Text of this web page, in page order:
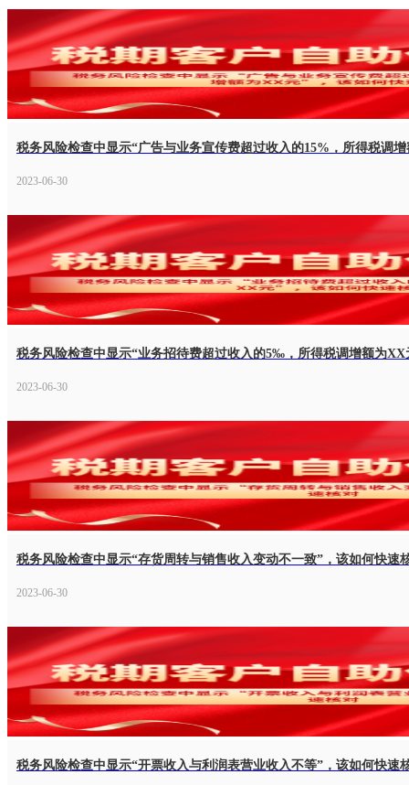
税务风险检查中显示“广告与业务宣传费超过收入的15%，所得税调
2023-06-30
税务风险检查中显示“业务招待费超过收入的5‰，所得税调增额为XX
2023-06-30
税务风险检查中显示“存货周转与销售收入变动不一致”，该如何快速
2023-06-30
税务风险检查中显示“开票收入与利润表营业收入不等”，该如何快速